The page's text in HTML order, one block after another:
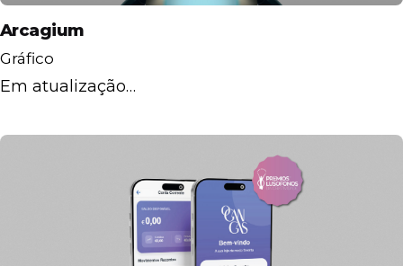
Arcagium
Gráfico
Em atualização…